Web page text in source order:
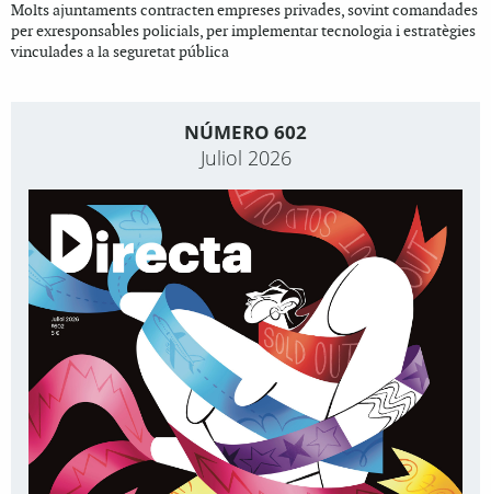
Molts ajuntaments contracten empreses privades, sovint comandades
per exresponsables policials, per implementar tecnologia i estratègies
vinculades a la seguretat pública
NÚMERO 602
Juliol 2026